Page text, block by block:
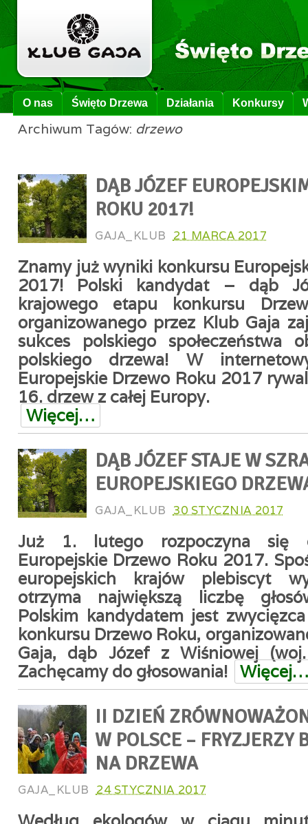
O nas Święto Drzewa Działania Konkursy
Archiwum Tagów: drzewo
DĄB JÓZEF
ROKU 2017!
GAJA_KLUB 21 MARCA 2017
Znamy już wyniki konkursu
2017! Polski kandydat – dąb
krajowego etapu konkursu
organizowanego przez Klub Gaja
sukces polskiego społeczeństwa
polskiego drzewa! W
Europejskie Drzewo Roku 2017
16. drzew z całej Europy.
Więcej…
DĄB JÓZEF STAJE W
EUROPEJSKIEGO
GAJA_KLUB 30 STYCZNIA 2017
Już 1. lutego rozpoczyna się
Europejskie Drzewo Roku 2017.
europejskich krajów plebiscyt
otrzyma największą liczbę
Polskim kandydatem jest
konkursu Drzewo Roku,
Gaja, dąb Józef z Wiśniowej (woj.
Zachęcamy do głosowania! Więcej…
II DZIEŃ
W POLSCE – FRYZJERZY
NA DRZEWA
GAJA_KLUB 24 STYCZNIA 2017